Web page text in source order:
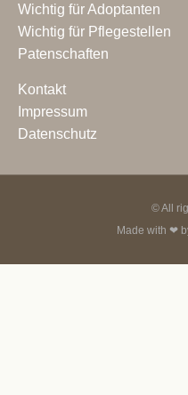
Wichtig für Adoptanten
Wichtig für Pflegestellen
Patenschaften
Kontakt
Impressum
Datenschutz
© All
Made with ❤